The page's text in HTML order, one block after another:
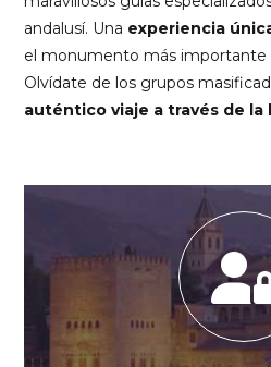
andalusí. Una experiencia
el monumento más importante
Olvídate de los grupos
auténtico viaje a través de la